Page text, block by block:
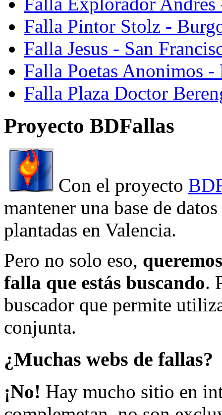
Falla Pintor Stolz -
Falla Jesus - San
Falla Poetas Anonimos
Falla Plaza Doctor
Proyecto BDFallas
Con el proyecto
mantener una base de
plantadas en Valencia.
Pero no solo eso,
falla que estás buscando.
buscador que permite
conjunta.
¿Muchas webs de fallas?
¡No! Hay mucho sitio en